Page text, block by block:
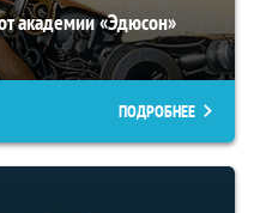
академии «Эдюсон»
ПОДРОБНЕЕ